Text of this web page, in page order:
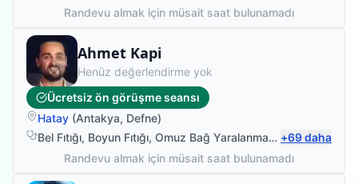
Randevu almak için müsait saat bulunamadı
Ahmet Kapi
Fizyoterapist
Henüz değerlendirme yok
Ücretsiz ön görüşme seansı
Hatay (Antakya, Defne)
Bel Fıtığı, Boyun Fıtığı, Omuz Bağ Yaralanması ,Protez
+69daha
Randevu almak için müsait saat bulunamadı